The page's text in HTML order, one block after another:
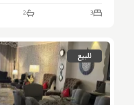
3
2
للبيع